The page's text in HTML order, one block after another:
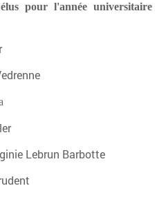
pour l'année universitaire
Lebrun Barbotte